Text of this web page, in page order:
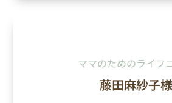
ママのためのライフ
藤田麻紗子様